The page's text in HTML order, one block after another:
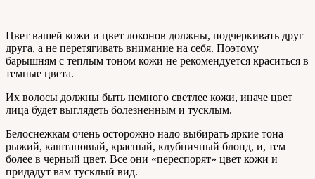
Цвет вашей кожи и цвет локонов должны, подчеркивать друг
друга, а не перетягивать внимание на себя. Поэтому
барышням с теплым тоном кожи не рекомендуется краситься в
темные цвета.
Их волосы должны быть немного светлее кожи, иначе цвет
лица будет выглядеть болезненным и тусклым.
Белоснежкам очень осторожно надо выбирать яркие тона —
рыжий, каштановый, красный, клубничный блонд, и, тем
более в черный цвет. Все они «переспорят» цвет кожи и
придадут вам тусклый вид.